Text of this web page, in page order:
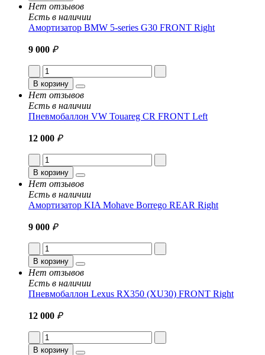
Нет отзывов
Есть в наличии
Амортизатор BMW 5-series G30 FRONT Right
9 000 ₽
В корзину
Нет отзывов
Есть в наличии
Пневмобаллон VW Touareg CR FRONT Left
12 000 ₽
В корзину
Нет отзывов
Есть в наличии
Амортизатор KIA Mohave Borrego REAR Right
9 000 ₽
В корзину
Нет отзывов
Есть в наличии
Пневмобаллон Lexus RX350 (XU30) FRONT Right
12 000 ₽
В корзину